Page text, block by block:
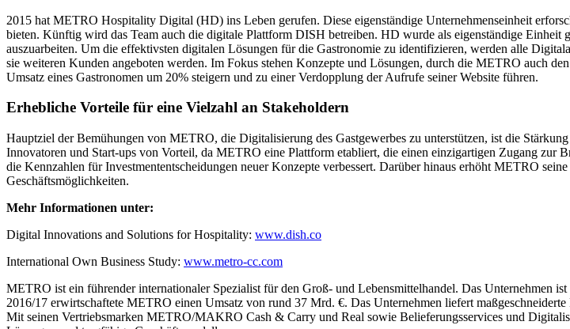
2015 hat METRO Hospitality Digital (HD) ins Leben gerufen. Diese eigenständige Unternehmenseinheit
bieten. Künftig wird das Team auch die digitale Plattform DISH betreiben. HD wurde als eigenständige
auszuarbeiten. Um die effektivsten digitalen Lösungen für die Gastronomie zu identifizieren, werden alle
sie weiteren Kunden angeboten werden. Im Fokus stehen Konzepte und Lösungen, durch die METRO auch
Umsatz eines Gastronomen um 20% steigern und zu einer Verdopplung der Aufrufe seiner Website führen.
Erhebliche Vorteile für eine Vielzahl an Stakeholdern
Hauptziel der Bemühungen von METRO, die Digitalisierung des Gastgewerbes zu unterstützen, ist die
Innovatoren und Start-ups von Vorteil, da METRO eine Plattform etabliert, die einen einzigartigen Zugang zur
die Kennzahlen für Investmententscheidungen neuer Konzepte verbessert. Darüber hinaus erhöht METRO
Geschäftsmöglichkeiten.
Mehr Informationen unter:
Digital Innovations and Solutions for Hospitality: www.dish.co
International Own Business Study: www.metro-cc.com
METRO ist ein führender internationaler Spezialist für den Groß- und Lebensmittelhandel. Das Unternehmen
2016/17 erwirtschaftete METRO einen Umsatz von rund 37 Mrd. €. Das Unternehmen liefert
Mit seinen Vertriebsmarken METRO/MAKRO Cash & Carry und Real sowie Belieferungsservices und